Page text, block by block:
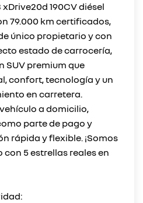
190CV diésel
79.000 km certificados,
único propietario y con
estado de carrocería,
SUV premium que
confort, tecnología y un
en carretera.
a domicilio,
parte de pago y
rápida y flexible. ¡Somos
5 estrellas reales en